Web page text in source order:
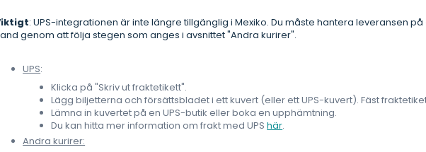
: UPS-integrationen är inte längre tillgänglig i Mexiko. Du måste hantera leveransen
genom att följa stegen som anges i avsnittet "Andra kurirer".
UPS:
Klicka på "Skriv ut fraktetikett".
Lägg biljetterna och försättsbladet i ett kuvert (eller ett UPS-kuvert). Fäst
Lämna in kuvertet på en UPS-butik eller boka en upphämtning.
Du kan hitta mer information om frakt med UPShär.
Andra kurirer: